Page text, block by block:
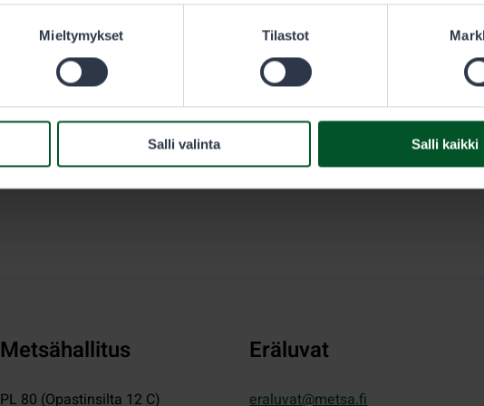
Mieltymykset Tilastot
Salli valinta Salli kaikki
Metsähallitus
PL 80 (Opastinsilta 12 C)
Eräluvat
eraluvat@metsa.fi